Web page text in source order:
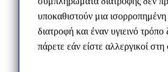
υποκαθιστούν μια ισορροπημένη
διατροφή και έναν υγιεινό τρόπο
πάρετε εάν είστε αλλεργικοί στη